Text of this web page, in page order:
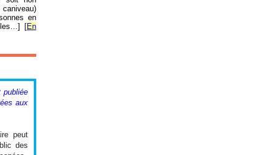
en
[En
publiée
aux
peut
des